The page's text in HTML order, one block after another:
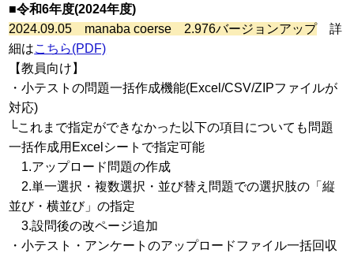
■令和6年度(2024年度)
2024.09.05 manaba coerse 2.976バージョンアップ詳
細はこちら(PDF)
【教員向け】
・小テストの問題一括作成機能(Excel/CSV/ZIPファイルが
対応)
└これまで指定ができなかった以下の項目についても問題
一括作成用Excelシートで指定可能
1.アップロード問題の作成
2.単一選択・複数選択・並び替え問題での選択肢の「縦
並び・横並び」の指定
3.設問後の改ページ追加
・小テスト・アンケートのアップロードファイル一括回収